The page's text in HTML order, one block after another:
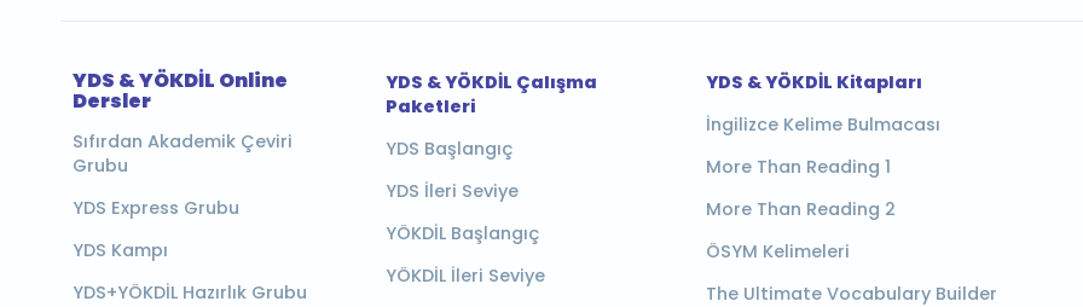
YDS & YÖKDİL Online
Dersler
Sıfırdan Akademik Çeviri
Grubu
YDS Express Grubu
YDS Kampı
YDS+YÖKDİL Hazırlık Grubu
YDS & YÖKDİL Çalışma
Paketleri
YDS Başlangıç
YDS İleri Seviye
YÖKDİL Başlangıç
YÖKDİL İleri Seviye
YDS & YÖKDİL Kitapları
İngilizce Kelime Bulmacası
More Than Reading 1
More Than Reading 2
ÖSYM Kelimeleri
The Ultimate Vocabulary Builder